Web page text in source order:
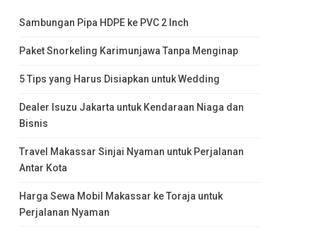
Sambungan Pipa HDPE ke PVC 2 Inch
Paket Snorkeling Karimunjawa Tanpa Menginap
5 Tips yang Harus Disiapkan untuk Wedding
Dealer Isuzu Jakarta untuk Kendaraan Niaga dan
Bisnis
Travel Makassar Sinjai Nyaman untuk Perjalanan
Antar Kota
Harga Sewa Mobil Makassar ke Toraja untuk
Perjalanan Nyaman